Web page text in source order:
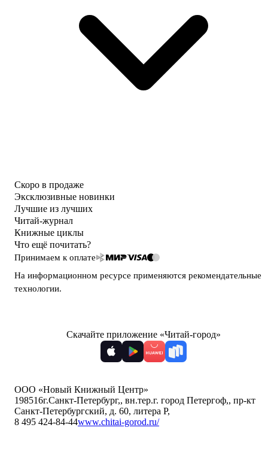
Скоро в продаже
Эксклюзивные новинки
Лучшие из лучших
Читай-журнал
Книжные циклы
Что ещё почитать?
Принимаем к оплате
На информационном ресурсе применяются рекомендательные
технологии.
Скачайте приложение «Читай-город»
ООО «Новый Книжный Центр»
198516г.Санкт-Петербург,, вн.тер.г. город Петергоф,, пр-кт
Санкт-Петербургский, д. 60, литера Р,
8 495 424-84-44www.chitai-gorod.ru/